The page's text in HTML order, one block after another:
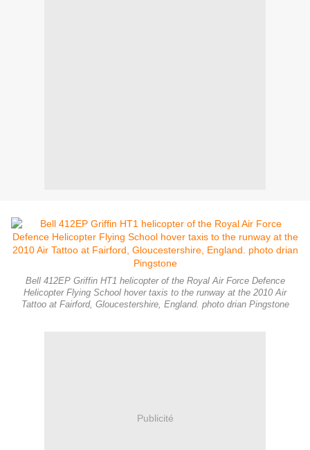
Bell 412EP Griffin HT1 helicopter of the Royal Air Force Defence
Helicopter Flying School hover taxis to the runway at the 2010 Air
Tattoo at Fairford, Gloucestershire, England. photo drian Pingstone
Publicité